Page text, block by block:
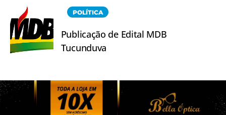
POLÍTICA
Publicação de Edital MDB
Tucunduva